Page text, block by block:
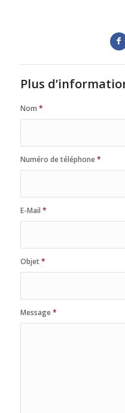
Plus
Nom *
Numéro de téléphone*
E-Mail *
Objet*
Message*